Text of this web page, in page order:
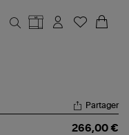
Partager
266,00 €